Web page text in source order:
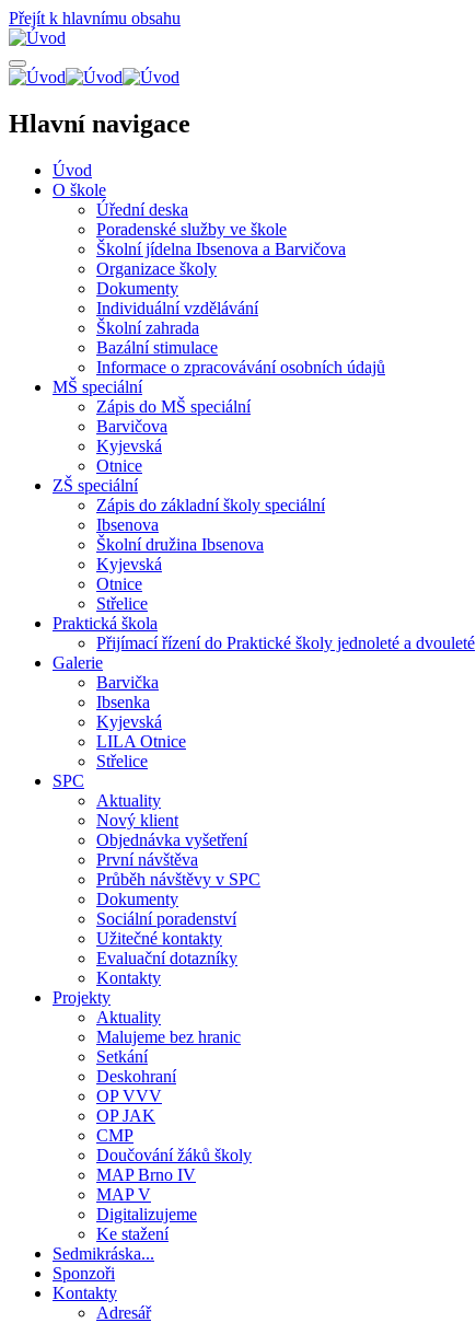
Přejít k hlavnímu obsahu
Hlavní navigace
Úvod
O škole
Úřední deska
Poradenské služby ve škole
Školní jídelna Ibsenova a Barvičova
Organizace školy
Dokumenty
Individuální vzdělávání
Školní zahrada
Bazální stimulace
Informace o zpracovávání osobních údajů
MŠ speciální
Zápis do MŠ speciální
Barvičova
Kyjevská
Otnice
ZŠ speciální
Zápis do základní školy speciální
Ibsenova
Školní družina Ibsenova
Kyjevská
Otnice
Střelice
Praktická škola
Přijímací řízení do Praktické školy jednoleté a dvouleté
Galerie
Barvička
Ibsenka
Kyjevská
LILA Otnice
Střelice
SPC
Aktuality
Nový klient
Objednávka vyšetření
První návštěva
Průběh návštěvy v SPC
Dokumenty
Sociální poradenství
Užitečné kontakty
Evaluační dotazníky
Kontakty
Projekty
Aktuality
Malujeme bez hranic
Setkání
Deskohraní
OP VVV
OP JAK
CMP
Doučování žáků školy
MAP Brno IV
MAP V
Digitalizujeme
Ke stažení
Sedmikráska...
Sponzoři
Kontakty
Adresář